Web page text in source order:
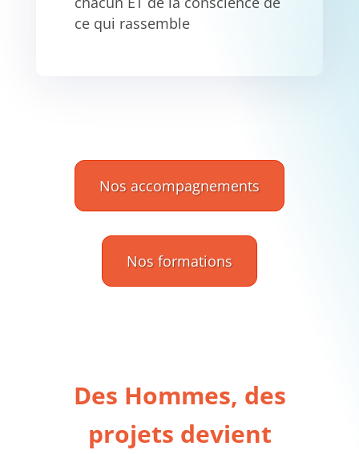
ce qui rassemble
Nos accompagnements
Nos formations
Des Hommes, des
projets devient